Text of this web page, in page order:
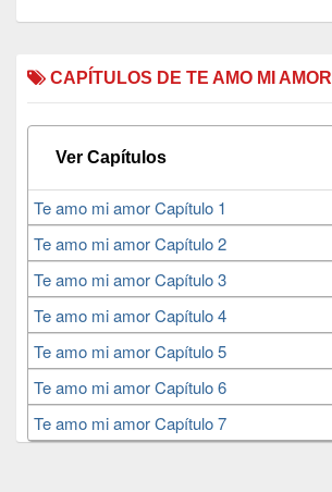
CAPÍTULOS DE TE AMO MI AMOR
Ver Capítulos
Te amo mi amor Capítulo 1
Te amo mi amor Capítulo 2
Te amo mi amor Capítulo 3
Te amo mi amor Capítulo 4
Te amo mi amor Capítulo 5
Te amo mi amor Capítulo 6
Te amo mi amor Capítulo 7